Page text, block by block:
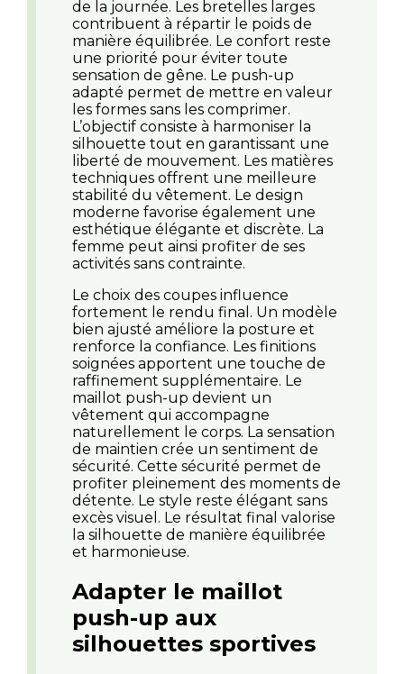
de la journée. Les bretelles larges
contribuent à répartir le poids de
manière équilibrée. Le confort reste
une priorité pour éviter toute
sensation de gêne. Le push-up
adapté permet de mettre en valeur
les formes sans les comprimer.
L’objectif consiste à harmoniser la
silhouette tout en garantissant une
liberté de mouvement. Les matières
techniques offrent une meilleure
stabilité du vêtement. Le design
moderne favorise également une
esthétique élégante et discrète. La
femme peut ainsi profiter de ses
activités sans contrainte.
Le choix des coupes influence
fortement le rendu final. Un modèle
bien ajusté améliore la posture et
renforce la confiance. Les finitions
soignées apportent une touche de
raffinement supplémentaire. Le
maillot push-up devient un
vêtement qui accompagne
naturellement le corps. La sensation
de maintien crée un sentiment de
sécurité. Cette sécurité permet de
profiter pleinement des moments de
détente. Le style reste élégant sans
excès visuel. Le résultat final valorise
la silhouette de manière équilibrée
et harmonieuse.
Adapter le maillot
push-up aux
silhouettes sportives